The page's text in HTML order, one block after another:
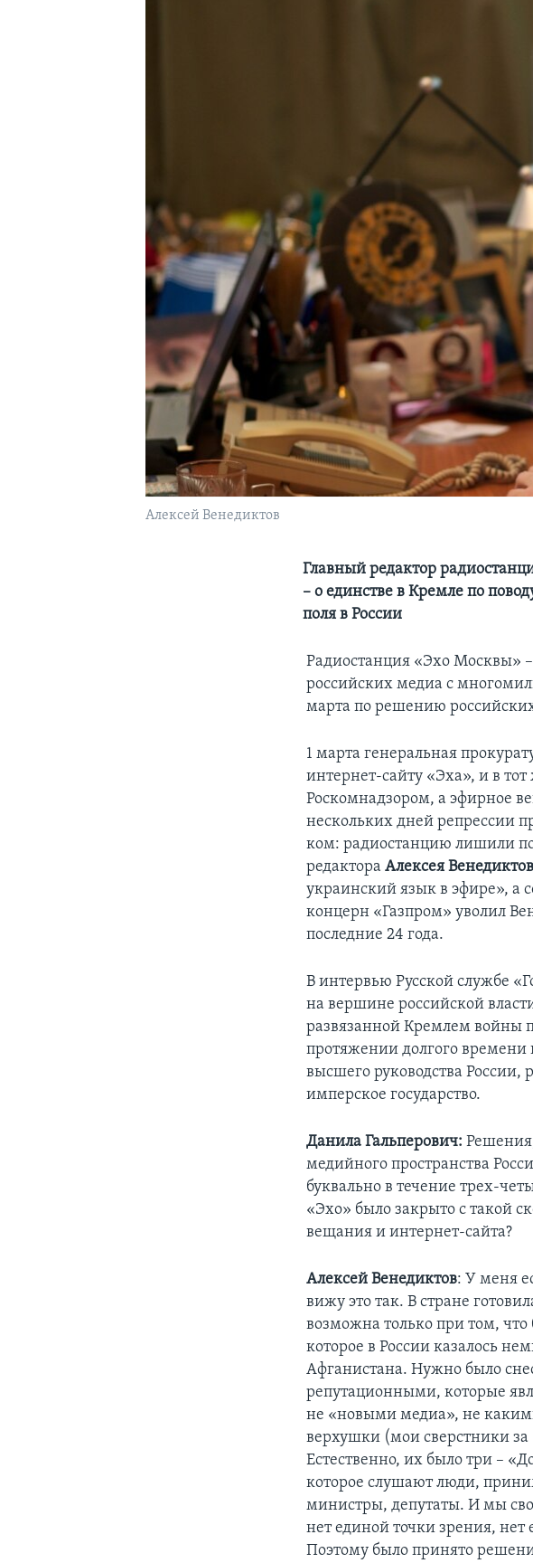
Алексей Венедиктов
Главный редактор
– о единстве в Кремле по
поля в России
Радиостанция «Эхо Москвы»
российских медиа с
марта по решению
1 марта генеральная
интернет-сайту «Эха», и в
Роскомнадзором, а эфирное
нескольких дней репрессии
ком: радиостанцию лишили
редактораАлексея
украинский язык в эфире», а
концерн «Газпром» уволил
последние 24 года.
В интервью Русской службе
на вершине российской
развязанной Кремлем войны
протяжении долгого
высшего руководства России,
имперское государство.
Данила Гальперович:
медийного пространства
буквально в течение трех-
«Эхо» было закрыто с такой
вещания и интернет-сайта?
Алексей Венедиктов: У меня
вижу это так. В стране
возможна только при том, что
которое в России казалось
Афганистана. Нужно было
репутационными, которые
не «новыми медиа», не
верхушки (мои сверстники
Естественно, их было три –
которое слушают люди,
министры, депутаты. И мы
нет единой точки зрения, нет
Поэтому было принято